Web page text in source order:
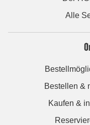
Alle
Bestellen &
Kaufen &